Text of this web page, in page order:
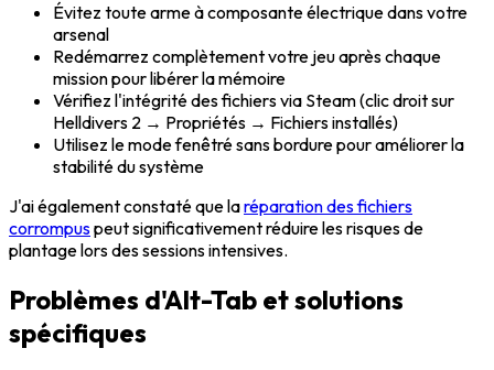
Évitez toute arme à composante électrique dans votre
arsenal
Redémarrez complètement votre jeu après chaque
mission pour libérer la mémoire
Vérifiez l'intégrité des fichiers via Steam (clic droit sur
Helldivers 2 → Propriétés → Fichiers installés)
Utilisez le mode fenêtré sans bordure pour améliorer la
stabilité du système
J'ai également constaté que laréparation des fichiers
corrompuspeut significativement réduire les risques de
plantage lors des sessions intensives.
Problèmes d'Alt-Tab et solutions
spécifiques